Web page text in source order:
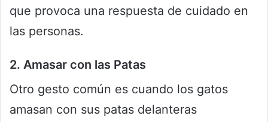
que provoca una respuesta de cuidado en
las personas.
2. Amasar con las Patas
Otro gesto común es cuando los gatos
amasan con sus patas delanteras